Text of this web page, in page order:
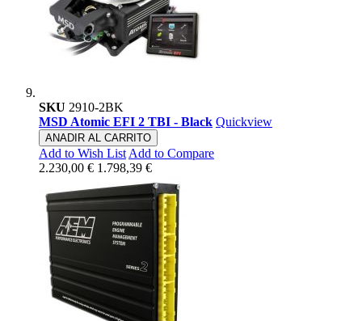
SKU 2910-2BK
MSD Atomic EFI 2 TBI - Black Quickview
ANADIR AL CARRITO
Add to Wish List Add to Compare
2.230,00 € 1.798,39 €